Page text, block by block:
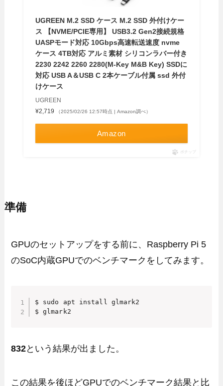
UGREEN M.2 SSD ケース M.2 SSD 外付けケー
ス 【NVME/PCIE専用】 USB3.2 Gen2接続規格
UASPモード対応 10Gbps高速転送速度 nvme
ケース 4TB対応 アルミ素材 シリコンラバー付き
2230 2242 2260 2280(M-Key M&B Key) SSDに
対応 USB A＆USB C 2本ケーブル付属 ssd 外付
けケース
UGREEN
¥2,719
（2025/02/26 12:57時点 | Amazon調べ）
Amazon
ポチップ
準備
GPUのセットアップをする前に、Raspberry Pi 5
のSoC内蔵GPUでのベンチマークをしてみます。
$ sudo apt install glmark2
$ glmark2
832という結果が出ました。
この結果を後ほどGPUでのベンチマーク結果と比